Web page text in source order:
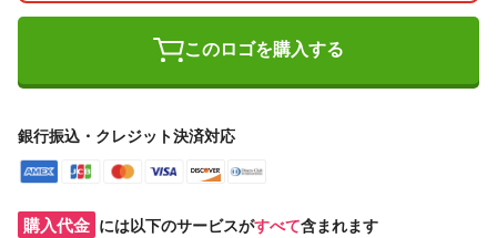
このロゴを購入する
銀行振込・クレジット決済対応
購入代金 には以下のサービスがすべて含まれます